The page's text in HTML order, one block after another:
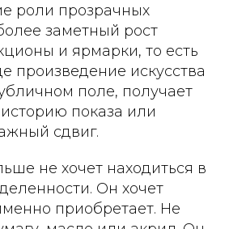
роли прозрачных
заметный рост
и ярмарки, то есть
произведение искусства
поле, получает
историю показа или
сдвиг.
не хочет находиться в
Он хочет
приобретает. Не